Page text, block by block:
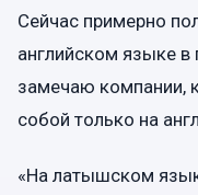
Сейчас примерно
английском языке
замечаю компании,
собой только на
«На латышском